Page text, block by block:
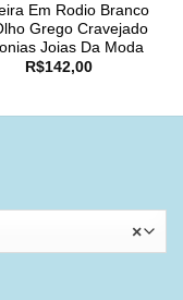
Em Rodio Branco
Grego Cravejado
Joias Da Moda
R$142,00
×